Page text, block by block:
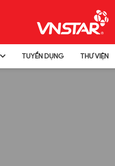
TUYỂN DỤNG THƯ VIỆN